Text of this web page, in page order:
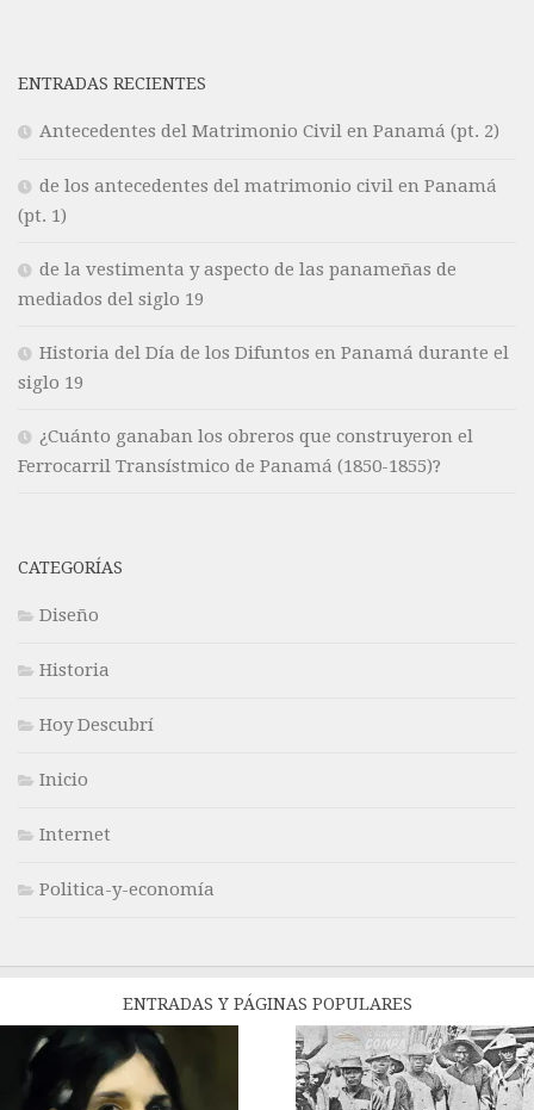
ENTRADAS RECIENTES
Antecedentes del Matrimonio Civil en Panamá (pt. 2)
de los antecedentes del matrimonio civil en Panamá
(pt. 1)
de la vestimenta y aspecto de las panameñas de
mediados del siglo 19
Historia del Día de los Difuntos en Panamá durante el
siglo 19
¿Cuánto ganaban los obreros que construyeron el
Ferrocarril Transístmico de Panamá (1850-1855)?
CATEGORÍAS
Diseño
Historia
Hoy Descubrí
Inicio
Internet
Politica-y-economía
ENTRADAS Y PÁGINAS POPULARES